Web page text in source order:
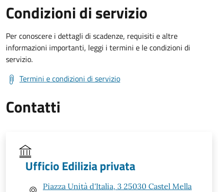
Condizioni di servizio
Per conoscere i dettagli di scadenze, requisiti e altre
informazioni importanti, leggi i termini e le condizioni di
servizio.
Termini e condizioni di servizio
Contatti
Ufficio Edilizia privata
Piazza Unità d'Italia, 3 25030 Castel Mella